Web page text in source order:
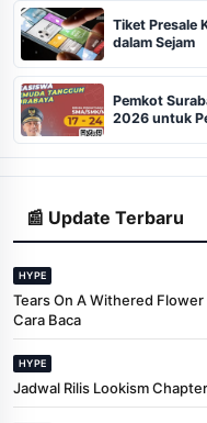
Tiket Presale
dalam Sejam
Pemkot
2026 untuk
📰 Update Terbaru
HYPE
Tears On A Withered Flower
Cara Baca
HYPE
Jadwal Rilis Lookism